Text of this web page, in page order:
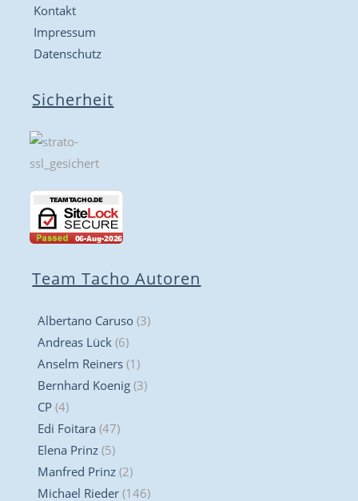
Kontakt
Impressum
Datenschutz
Sicherheit
Team Tacho Autoren
Albertano Caruso (3)
Andreas Lück (6)
Anselm Reiners (1)
Bernhard Koenig (3)
CP (4)
Edi Foitara (47)
Elena Prinz (5)
Manfred Prinz (2)
Michael Rieder (146)